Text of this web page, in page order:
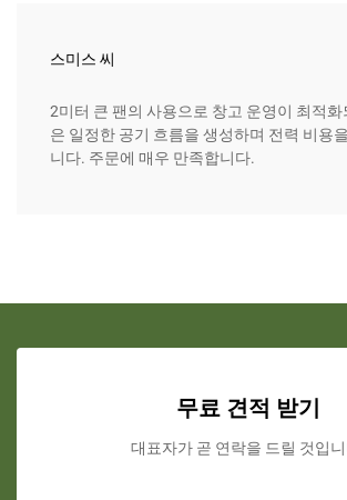
스미스 씨
2미터 큰 팬의 사용으로 창고 운영이 최적화
은 일정한 공기 흐름을 생성하며 전력 비용
니다. 주문에 매우 만족합니다.
무료 견적 받기
대표자가 곧 연락을 드릴 것입